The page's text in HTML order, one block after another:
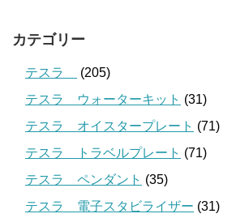
カテゴリー
テスラ
(205)
テスラ ウォーターキット (31)
テスラ オイスタープレート (71)
テスラ トラベルプレート (71)
テスラ ペンダント (35)
テスラ 電子スタビライザー (31)